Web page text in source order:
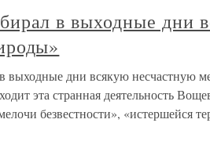
в выходные дни
выходные дни всякую несчастную
эта странная деятельность
безвестности», «истершейся